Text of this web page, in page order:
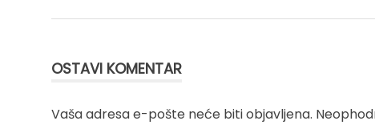
OSTAVI KOMENTAR
Vaša adresa e-pošte neće biti objavljena.